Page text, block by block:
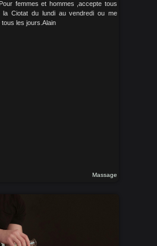
femmes et hommes ,accepte tous
Ciotat du lundi au vendredi ou me
les jours.Alain
Massage